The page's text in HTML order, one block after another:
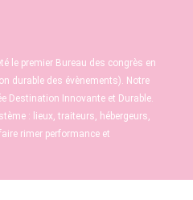
le premier Bureau des congrès en
durable des évènements). Notre
Destination Innovante et Durable.
: lieux, traiteurs, hébergeurs,
rimer performance et